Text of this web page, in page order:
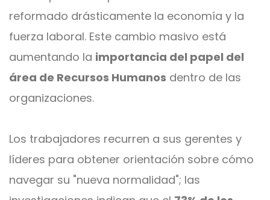
reformado drásticamente la economía y la
fuerza laboral. Este cambio masivo está
aumentando la importancia del papel del
área de Recursos Humanos dentro de las
organizaciones.
Los trabajadores recurren a sus gerentes y
líderes para obtener orientación sobre cómo
navegar su "nueva normalidad"; las